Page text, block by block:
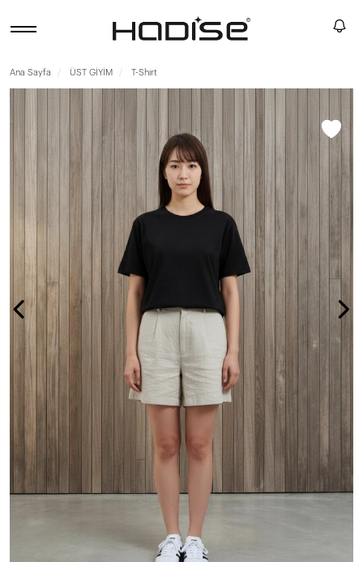
Ana Sayfa ÜST GİYİM T-Shirt